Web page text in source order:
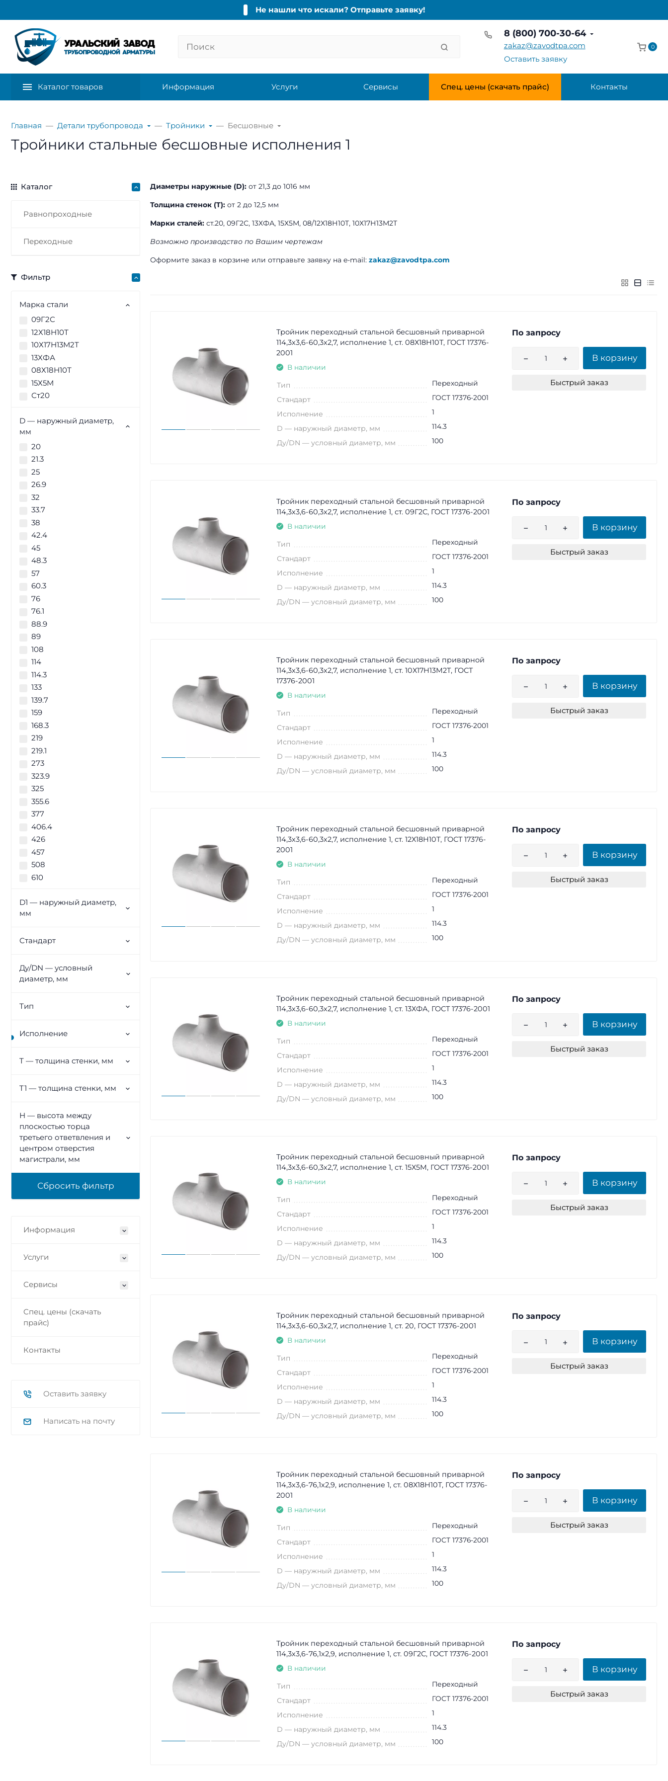
Не нашли что искали? Отправьте заявку!
8 (800) 700-30-64
zakaz@zavodtpa.com
Оставить заявку
0
Каталог товаров Информация Услуги Сервисы Спец. цены (скачать прайс) Контакты
Главная Детали трубопровода Тройники Бесшовные
Тройники стальные бесшовные исполнения 1
Каталог
Равнопроходные
Переходные
Фильтр
Марка стали
09Г2С
12Х18Н10Т
10Х17Н13М2Т
13ХФА
08Х18Н10Т
15Х5М
Ст20
D — наружный диаметр,
мм
20
21.3
25
26.9
32
33.7
38
42.4
45
48.3
57
60.3
76
76.1
88.9
89
108
114
114.3
133
139.7
159
168.3
219
219.1
273
323.9
325
355.6
377
406.4
426
457
508
610
D1 — наружный диаметр,
мм
Стандарт
Ду/DN — условный
диаметр, мм
Тип
Исполнение
T — толщина стенки, мм
T1 — толщина стенки, мм
Н — высота между
плоскостью торца
третьего ответвления и
центром отверстия
магистрали, мм
Информация
Услуги
Сервисы
Спец. цены (скачать
прайс)
Контакты
Оставить заявку
Написать на почту
Диаметры наружные (D): от 21,3 до 1016 мм
Толщина стенок (T): от 2 до 12,5 мм
Марки сталей: ст.20, 09Г2С, 13ХФА, 15Х5М, 08/12Х18Н10Т, 10Х17Н13М2Т
Возможно производство по Вашим чертежам
Оформите заказ в корзине или отправьте заявку на e-mail: zakaz@zavodtpa.com
Тройник переходный стальной бесшовный приварной
114,3х3,6-60,3х2,7, исполнение 1, ст. 08Х18Н10Т, ГОСТ 17376-
2001
В наличии
Тип Переходный
Стандарт ГОСТ 17376-2001
Исполнение 1
D — наружный диаметр, мм 114.3
Ду/DN — условный диаметр, мм 100
По запросу
В корзину
Быстрый заказ
Тройник переходный стальной бесшовный приварной
114,3х3,6-60,3х2,7, исполнение 1, ст. 09Г2С, ГОСТ 17376-2001
В наличии
Тип Переходный
Стандарт ГОСТ 17376-2001
Исполнение 1
D — наружный диаметр, мм 114.3
Ду/DN — условный диаметр, мм 100
По запросу
В корзину
Быстрый заказ
Тройник переходный стальной бесшовный приварной
114,3х3,6-60,3х2,7, исполнение 1, ст. 10Х17Н13М2Т, ГОСТ
17376-2001
В наличии
Тип Переходный
Стандарт ГОСТ 17376-2001
Исполнение 1
D — наружный диаметр, мм 114.3
Ду/DN — условный диаметр, мм 100
По запросу
В корзину
Быстрый заказ
Тройник переходный стальной бесшовный приварной
114,3х3,6-60,3х2,7, исполнение 1, ст. 12Х18Н10Т, ГОСТ 17376-
2001
В наличии
Тип Переходный
Стандарт ГОСТ 17376-2001
Исполнение 1
D — наружный диаметр, мм 114.3
Ду/DN — условный диаметр, мм 100
По запросу
В корзину
Быстрый заказ
Тройник переходный стальной бесшовный приварной
114,3х3,6-60,3х2,7, исполнение 1, ст. 13ХФА, ГОСТ 17376-2001
В наличии
Тип Переходный
Стандарт ГОСТ 17376-2001
Исполнение 1
D — наружный диаметр, мм 114.3
Ду/DN — условный диаметр, мм 100
По запросу
В корзину
Быстрый заказ
Тройник переходный стальной бесшовный приварной
114,3х3,6-60,3х2,7, исполнение 1, ст. 15Х5М, ГОСТ 17376-2001
В наличии
Тип Переходный
Стандарт ГОСТ 17376-2001
Исполнение 1
D — наружный диаметр, мм 114.3
Ду/DN — условный диаметр, мм 100
По запросу
В корзину
Быстрый заказ
Тройник переходный стальной бесшовный приварной
114,3х3,6-60,3х2,7, исполнение 1, ст. 20, ГОСТ 17376-2001
В наличии
Тип Переходный
Стандарт ГОСТ 17376-2001
Исполнение 1
D — наружный диаметр, мм 114.3
Ду/DN — условный диаметр, мм 100
По запросу
В корзину
Быстрый заказ
Тройник переходный стальной бесшовный приварной
114,3х3,6-76,1х2,9, исполнение 1, ст. 08Х18Н10Т, ГОСТ 17376-
2001
В наличии
Тип Переходный
Стандарт ГОСТ 17376-2001
Исполнение 1
D — наружный диаметр, мм 114.3
Ду/DN — условный диаметр, мм 100
По запросу
В корзину
Быстрый заказ
Тройник переходный стальной бесшовный приварной
114,3х3,6-76,1х2,9, исполнение 1, ст. 09Г2С, ГОСТ 17376-2001
В наличии
Тип Переходный
Стандарт ГОСТ 17376-2001
Исполнение 1
D — наружный диаметр, мм 114.3
Ду/DN — условный диаметр, мм 100
По запросу
В корзину
Быстрый заказ